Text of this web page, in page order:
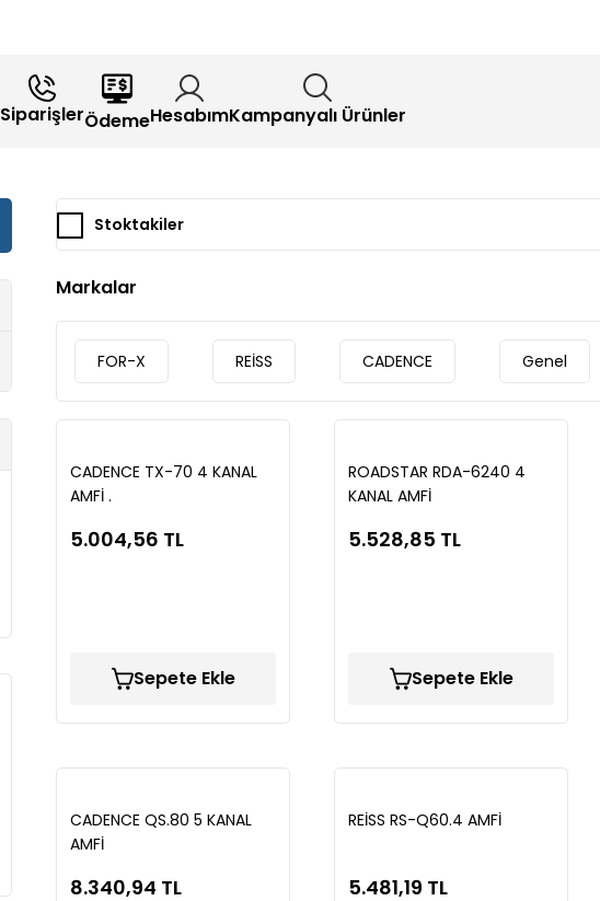
SiparişlerÖdemeHesabımKampanyalı Ürünler
Stoktakiler
Markalar
FOR-X REİSS CADENCE Genel
CADENCE TX-70 4 KANAL
AMFİ .
5.004,56 TL
Sepete Ekle
ROADSTAR RDA-6240 4
KANAL AMFİ
5.528,85 TL
Sepete Ekle
CADENCE QS.80 5 KANAL
AMFİ
8.340,94 TL
REİSS RS-Q60.4 AMFİ
5.481,19 TL